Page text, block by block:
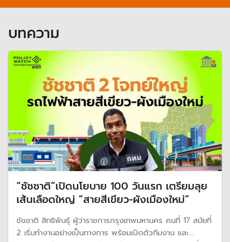
บทความ
“ชัชชาติ”เปิดนโยบาย 100 วันแรก เตรียมลุย
เส้นเลือดใหญ่ “สายสีเขียว-ผังเมืองใหม่”
ชัชชาติ สิทธิพันธุ์ ผู้ว่าราชการกรุงเทพมหานคร คนที่ 17 สมัยที่
2 เริ่มทำงานอย่างเป็นทางการ พร้อมเปิดตัวทีมงาน และ